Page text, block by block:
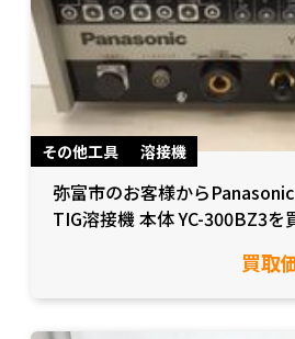
その他工具 溶接機
弥富市のお客様から
TIG溶接機 本体 YC-300BZ3を
買取